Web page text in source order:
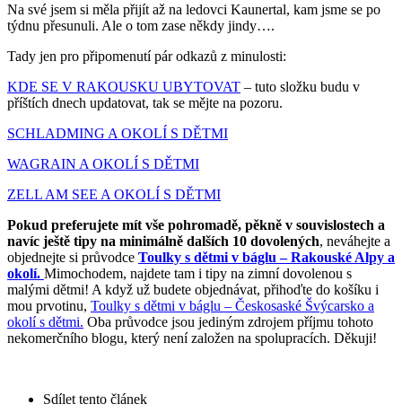
Na své jsem si měla přijít až na ledovci Kaunertal, kam jsme se po
týdnu přesunuli. Ale o tom zase někdy jindy….
Tady jen pro připomenutí pár odkazů z minulosti:
KDE SE V RAKOUSKU UBYTOVAT – tuto složku budu v
příštích dnech updatovat, tak se mějte na pozoru.
SCHLADMING A OKOLÍ S DĚTMI
WAGRAIN A OKOLÍ S DĚTMI
ZELL AM SEE A OKOLÍ S DĚTMI
Pokud preferujete mít vše pohromadě, pěkně v souvislostech a
navíc ještě tipy na minimálně dalších 10 dovolených, neváhejte a
objednejte si průvodce Toulky s dětmi v báglu – Rakouské Alpy a
okolí. Mimochodem, najdete tam i tipy na zimní dovolenou s
malými dětmi! A když už budete objednávat, přihoďte do košíku i
mou prvotinu, Toulky s dětmi v báglu – Českosaské Švýcarsko a
okolí s dětmi. Oba průvodce jsou jediným zdrojem příjmu tohoto
nekomerčního blogu, který není založen na spolupracích. Děkuji!
Sdílet tento článek